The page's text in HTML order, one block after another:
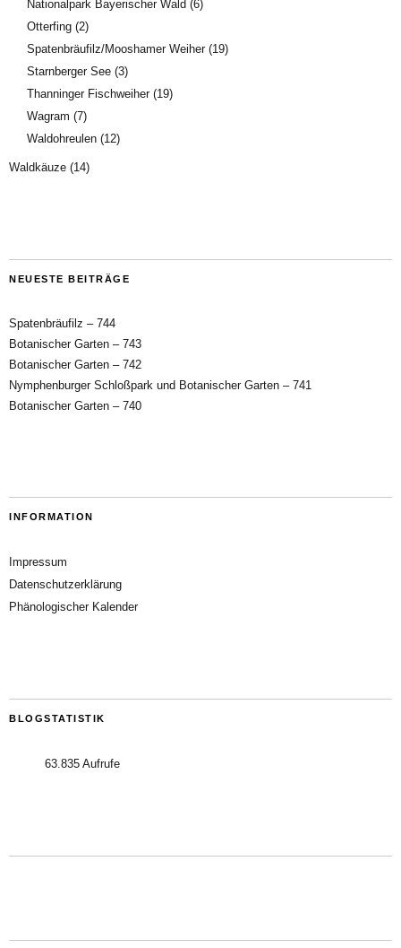
Nationalpark Bayerischer Wald (6)
Otterfing (2)
Spatenbräufilz/Mooshamer Weiher(19)
Starnberger See (3)
Thanninger Fischweiher(19)
Wagram (7)
Waldohreulen (12)
Waldkäuze (14)
NEUESTE BEITRÄGE
Spatenbräufilz – 744
Botanischer Garten – 743
Botanischer Garten – 742
Nymphenburger Schloßpark und Botanischer Garten – 741
Botanischer Garten – 740
INFORMATION
Impressum
Datenschutzerklärung
Phänologischer Kalender
BLOGSTATISTIK
63.835 Aufrufe